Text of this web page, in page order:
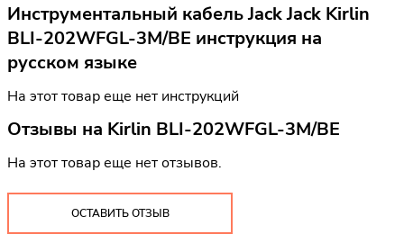
Инструментальный кабель Jack Jack Kirlin
BLI-202WFGL-3M/BE инструкция на
русском языке
На этот товар еще нет инструкций
Отзывы на Kirlin BLI-202WFGL-3M/BE
На этот товар еще нет отзывов.
ОСТАВИТЬ ОТЗЫВ